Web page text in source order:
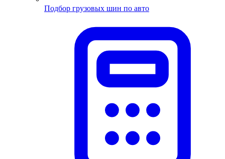
Подбор грузовых шин по авто